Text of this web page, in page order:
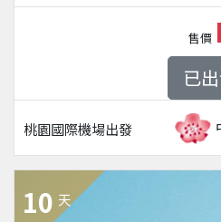
桃園國際機場出發
售價
已
10 天